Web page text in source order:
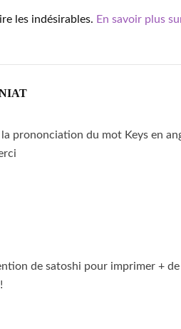
les indésirables. En savoir plus
prononciation du mot Keys en
de satoshi pour imprimer +